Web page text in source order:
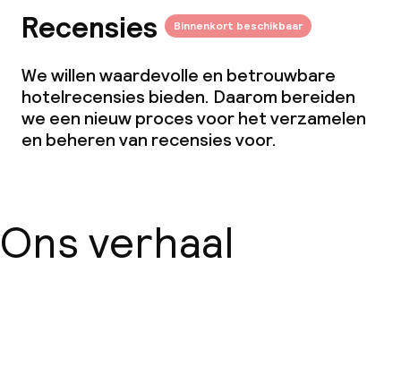
Recensies Binnenkort beschikbaar
We willen waardevolle en betrouwbare
hotelrecensies bieden. Daarom bereiden
we een nieuw proces voor het verzamelen
en beheren van recensies voor.
Ons verhaal